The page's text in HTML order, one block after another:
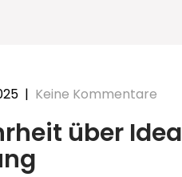
| Keine Kommentare
über